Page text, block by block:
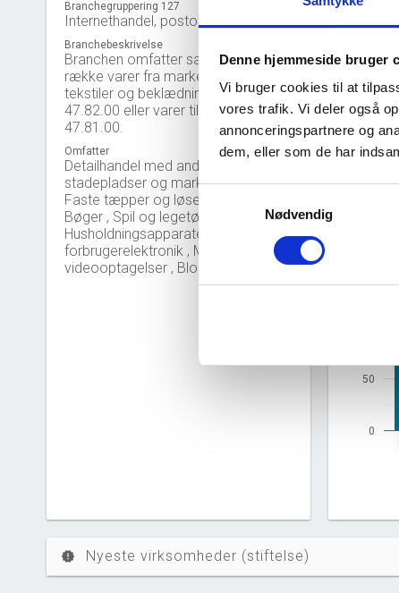
Denne hjemmeside bruger
Vi bruger cookies til at
vores trafik. Vi deler også
annonceringspartnere og
dem, eller som de har
Samtykkevalg
Nødvendig
Branchegruppering 127
Internethandel, postordre mv.
Branchebeskrivelse
Branchen omfatter salg af en lang
række varer fra markeder, dog ikke
tekstiler og beklædningsartikler jf.
47.82.00 eller varer til konsum jf.
47.81.00.
Omfatter
Detailhandel med andre varer fra
stadepladser og markeder, fx: ,
Faste tæpper og løse tæpper ,
Bøger , Spil og legetøj ,
Husholdningsapparater og
forbrugerelektronik , Musik, og
videooptagelser , Blomster
people_outline
Gå til
0
50
new_releases Nyeste virksomheder (stiftelse)